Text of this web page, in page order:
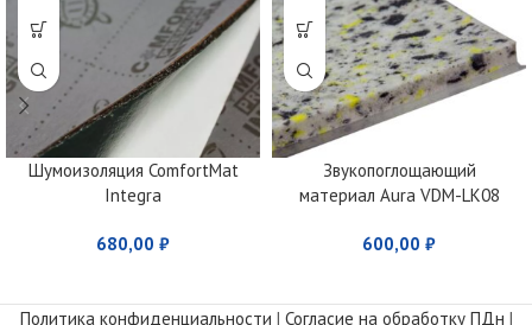
Шумоизоляция ComfortMat
Integra
680,00 ₽
Звукопоглощающий
материал Aura VDM-LK08
600,00 ₽
Политика конфиденциальности | Согласие на обработку ПДн |